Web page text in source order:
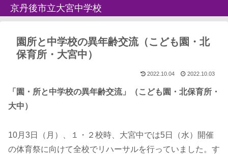
京丹後市立大宮中学校
園所と中学校の異年齢交流（こども園・北
保育所・大宮中）
2022.10.04 2022.10.03
「園・所と中学校の異年齢交流」（こども園・北保育所・
大中）
10月3日（月）、１・２校時、大宮中では5日（水）開催
の体育祭に向けて全校でリハーサルを行っていました。す